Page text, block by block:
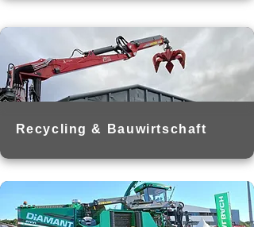
Recycling & Bauwirtschaft